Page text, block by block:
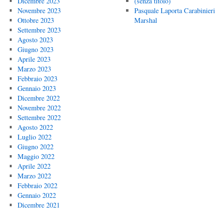
Novembre 2023
Ottobre 2023
Settembre 2023
Agosto 2023
Giugno 2023
Aprile 2023
Marzo 2023
Febbraio 2023
Gennaio 2023
Dicembre 2022
Novembre 2022
Settembre 2022
Agosto 2022
Luglio 2022
Giugno 2022
Maggio 2022
Aprile 2022
Marzo 2022
Febbraio 2022
Gennaio 2022
Dicembre 2021
Pasquale Laporta Carabinieri
Marshal